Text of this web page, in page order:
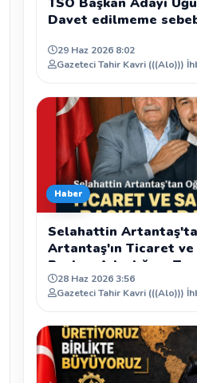
Davet edilmeme
29 Haz 2026 8:02
Gazeteci Tahir Kavri (((Alo)))
Haber
Selahattin
Artantaş'ın Ticaret ve
Başkan Adaylığına
ve Bahtın Açık Olsun
28 Haz 2026 3:56
Gazeteci Tahir Kavri (((Alo)))